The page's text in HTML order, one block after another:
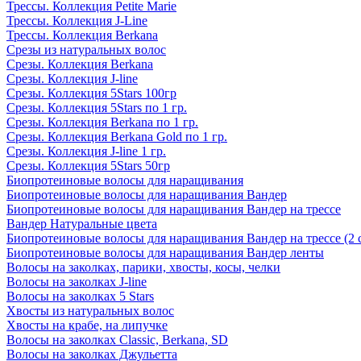
Трессы. Коллекция Petite Marie
Трессы. Коллекция J-Line
Трессы. Коллекция Berkana
Срезы из натуральных волос
Срезы. Коллекция Berkana
Срезы. Коллекция J-line
Срезы. Коллекция 5Stars 100гр
Срезы. Коллекция 5Stars по 1 гр.
Срезы. Коллекция Berkana по 1 гр.
Срезы. Коллекция Berkana Gold по 1 гр.
Срезы. Коллекция J-line 1 гр.
Срезы. Коллекция 5Stars 50гр
Биопротеиновые волосы для наращивания
Биопротеиновые волосы для наращивания Вандер
Биопротеиновые волосы для наращивания Вандер на трессе
Вандер Натуральные цвета
Биопротеиновые волосы для наращивания Вандер на трессе (2
Биопротеиновые волосы для наращивания Вандер ленты
Волосы на заколках, парики, хвосты, косы, челки
Волосы на заколках J-line
Волосы на заколках 5 Stars
Хвосты из натуральных волос
Хвосты на крабе, на липучке
Волосы на заколках Classic, Berkana, SD
Волосы на заколках Джульетта